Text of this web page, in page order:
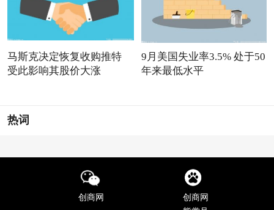
马斯克决定恢复收购推特
受此影响其股价大涨
9月美国失业率3.5% 处于50
年来最低水平
热词
创商网
创商网